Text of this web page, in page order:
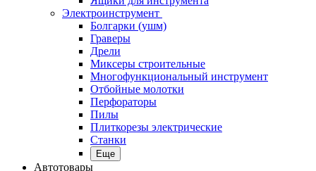
Электроинструмент
Болгарки (ушм)
Граверы
Дрели
Миксеры строительные
Многофункциональный инструмент
Отбойные молотки
Перфораторы
Пилы
Плиткорезы электрические
Станки
Еще
Автотовары